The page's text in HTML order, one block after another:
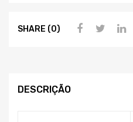
SHARE (0)
DESCRIÇÃO